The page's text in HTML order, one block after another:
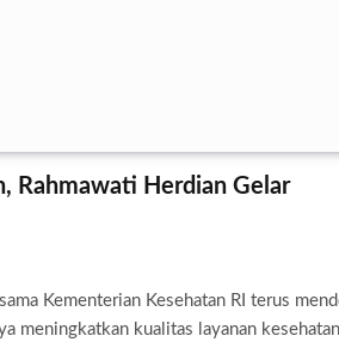
Rahmawati Herdian Gelar
Kementerian Kesehatan RI terus
meningkatkan kualitas layanan